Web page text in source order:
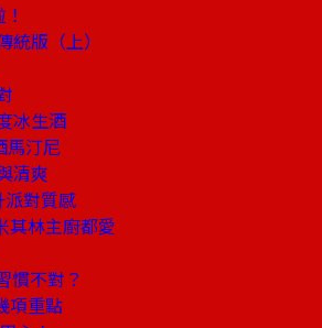
版（上）
冰生酒
馬汀尼
清爽
對質感
其林主廚都愛
慣不對？
項重點